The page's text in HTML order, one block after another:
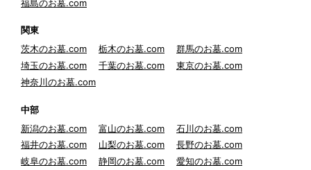
福島のお墓.com
関東
茨木のお墓.com
栃木のお墓.com
群馬のお墓.com
埼玉のお墓.com
千葉のお墓.com
東京のお墓.com
神奈川のお墓.com
中部
新潟のお墓.com
富山のお墓.com
石川のお墓.com
福井のお墓.com
山梨のお墓.com
長野のお墓.com
岐阜のお墓.com
静岡のお墓.com
愛知のお墓.com